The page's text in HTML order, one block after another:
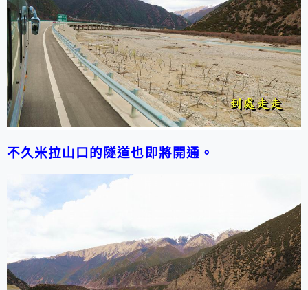
不久米拉山口的隧道也即將開通。